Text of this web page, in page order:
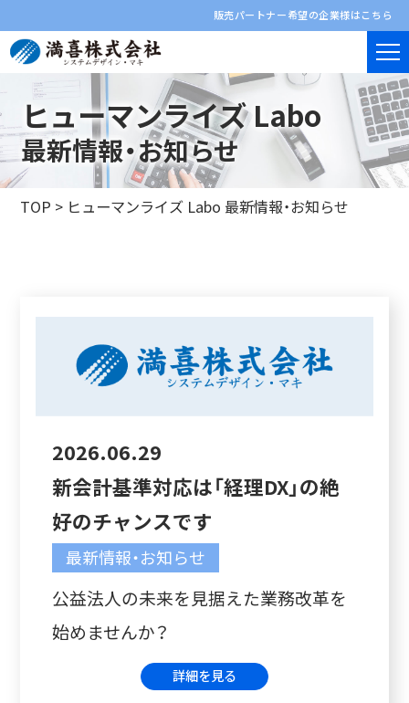
販売パートナー希望の企業様はこちら
ヒューマンライズ Labo
最新情報・お知らせ
TOP > ヒューマンライズ Labo 最新情報・お知らせ
2026.06.29
新会計基準対応は「経理DX」の絶
好のチャンスです
最新情報・お知らせ
公益法人の未来を見据えた業務改革を
始めませんか？
詳細を見る